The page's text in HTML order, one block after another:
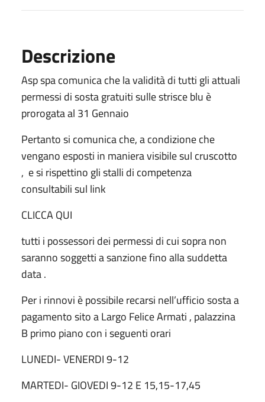
Descrizione
Asp spa comunica che la validità di tutti gli attuali
permessi di sosta gratuiti sulle strisce blu è
prorogata al 31 Gennaio
Pertanto si comunica che, a condizione che
vengano esposti in maniera visibile sul cruscotto
, e si rispettino gli stalli di competenza
consultabili sul link
CLICCA QUI
tutti i possessori dei permessi di cui sopra non
saranno soggetti a sanzione fino alla suddetta
data .
Per i rinnovi è possibile recarsi nell’ufficio sosta a
pagamento sito a Largo Felice Armati , palazzina
B primo piano con i seguenti orari
LUNEDI- VENERDI 9-12
MARTEDI- GIOVEDI 9-12 E 15,15-17,45